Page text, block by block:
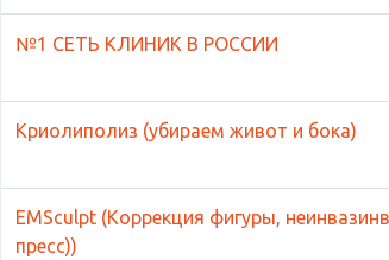
№1 СЕТЬ КЛИНИК В РОССИИ
Криолиполиз (убираем живот и бока)
EMSculpt (Коррекция фигуры,
пресс))